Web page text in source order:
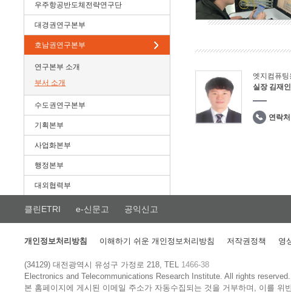
우주항공반도체전략연구단
대경권연구본부
호남권연구본부
연구본부 소개
부서 소개
수도권연구본부
기획본부
사업화본부
행정본부
대외협력부
엣지컴퓨팅
실장 김재인
연락처
클린ETRI e-신문고 공익신고
개인정보처리방침 이해하기 쉬운 개인정보처리방침 저작권정책 영
(34129) 대전광역시 유성구 가정로 218, TEL 1466-38
Electronics and Telecommunications Research Institute.All rights reserved.
본 홈페이지에 게시된 이메일 주소가 자동수집되는 것을 거부하며, 이를 위